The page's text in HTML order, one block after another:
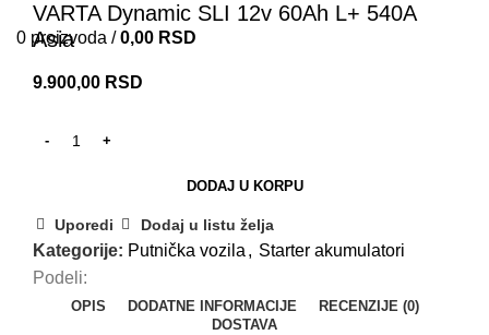
0 proizvoda / 0,00 RSD
VARTA Dynamic SLI 12v 60Ah L+ 540A
Asia
9.900,00 RSD
DODAJ U KORPU
Uporedi Dodaj u listu želja
Kategorije: Putnička vozila , Starter akumulatori
Podeli:
OPIS DODATNE INFORMACIJE
RECENZIJE (0)
DOSTAVA